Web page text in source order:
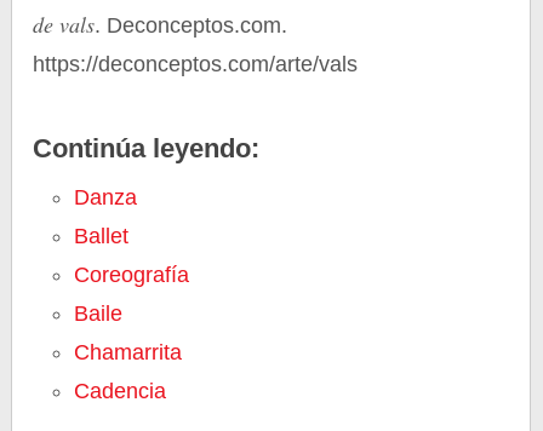
de vals. Deconceptos.com.
https://deconceptos.com/arte/vals
Continúa leyendo:
Danza
Ballet
Coreografía
Baile
Chamarrita
Cadencia